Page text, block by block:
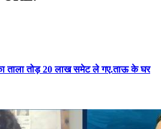
ताला तोड़ 20 लाख समेट ले गए.ताऊ के घर